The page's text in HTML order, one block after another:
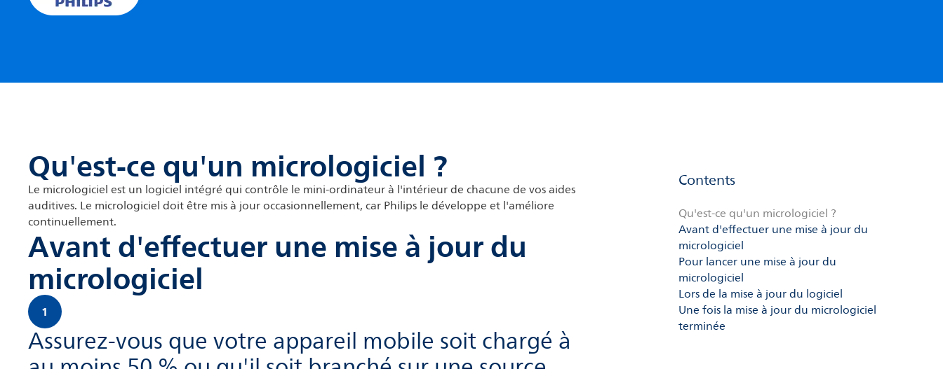
Qu'est-ce qu'un micrologiciel ?
Le micrologiciel est un logiciel intégré qui contrôle le mini-ordinateur à l'intérieur de chacune de vos aides
auditives. Le micrologiciel doit être mis à jour occasionnellement, car Philips le développe et l'améliore
continuellement.
Avant d'effectuer une mise à jour du
micrologiciel
1
Assurez-vous que votre appareil mobile soit chargé à
Contents
Qu'est-ce qu'un micrologiciel ?
Avant d'effectuer une mise à jour du
micrologiciel
Pour lancer une mise à jour du
micrologiciel
Lors de la mise à jour du logiciel
Une fois la mise à jour du micrologiciel
terminée